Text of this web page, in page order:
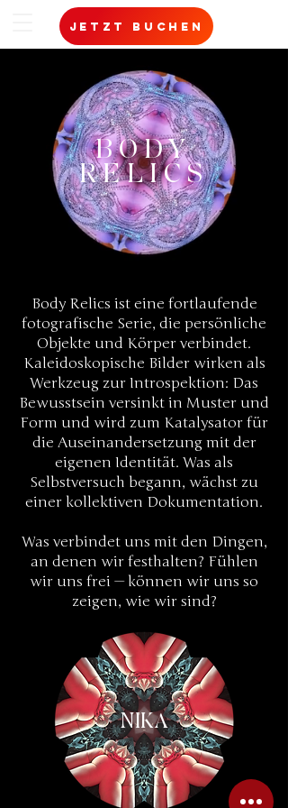
jetzt buchen
BODY
RELICS
Body Relics ist eine fortlaufende
fotografische Serie, die persönliche
Objekte und Körper verbindet.
Kaleidoskopische Bilder wirken als
Werkzeug zur Introspektion: Das
Bewusstsein versinkt in Muster und
Form und wird zum Katalysator für
die Auseinandersetzung mit der
eigenen Identität. Was als
Selbstversuch begann, wächst zu
einer kollektiven Dokumentation.
Was verbindet uns mit den Dingen,
an denen wir festhalten? Fühlen
wir uns frei — können wir uns so
zeigen, wie wir sind?
NIKA